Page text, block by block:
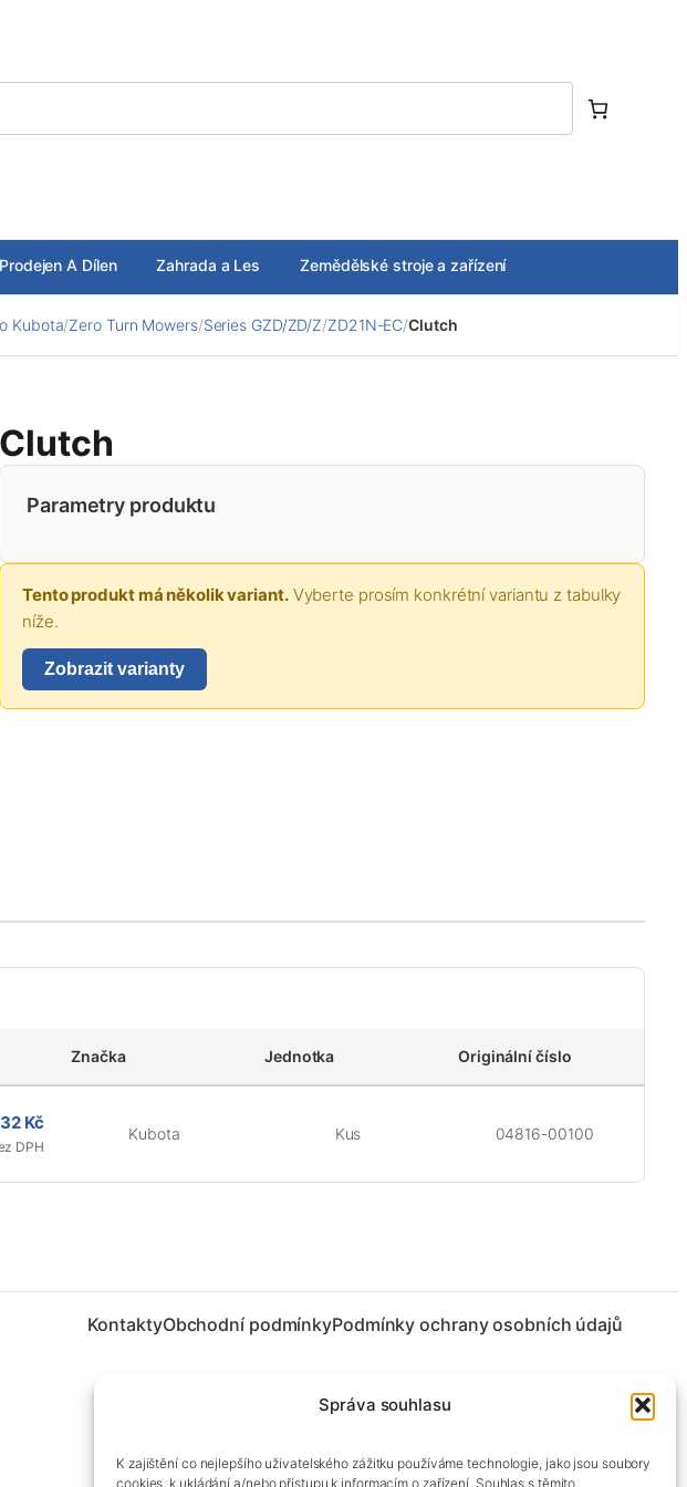
Správa souhlasu
K zajištění co nejlepšího uživatelského zážitku používáme technologie, jako jsou soubory
cookies, k ukládání a/nebo přístupu k informacím o zařízení. Souhlas s těmito
A Dílen Zahrada a Les Zemědělské stroje a zařízení
Kubota/Zero Turn Mowers/Series GZD/ZD/Z/ZD21N-EC/Clutch
Clutch
Parametry produktu
Tento produkt má několik variant.Vyberte prosím konkrétní variantu z tabulky
níže.
Zobrazit varianty
Značka Jednotka Originální číslo
Kč
DPH
Kubota Kus 04816-00100
KontaktyObchodní podmínkyPodmínky ochrany osobních údajů